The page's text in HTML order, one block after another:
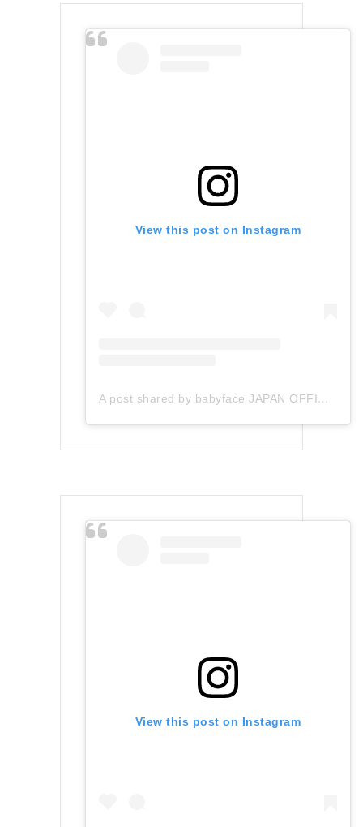
View this post on Instagram
A post shared by babyface JAPAN OFFICIAL (@babyface_japan)
View this post on Instagram